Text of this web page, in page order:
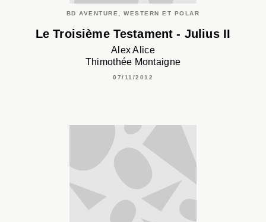
BD AVENTURE, WESTERN ET POLAR
Le Troisième Testament - Julius II
Alex Alice
Thimothée Montaigne
07/11/2012